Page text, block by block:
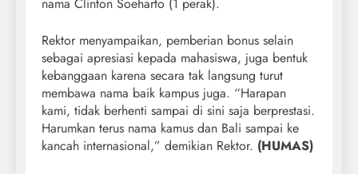
Rektor menyampaikan, pemberian bonus selain
sebagai apresiasi kepada mahasiswa, juga bentuk
kebanggaan karena secara tak langsung turut
membawa nama baik kampus juga. “Harapan
kami, tidak berhenti sampai di sini saja berprestasi.
Harumkan terus nama kamus dan Bali sampai ke
kancah internasional,” demikian Rektor. (HUMAS)